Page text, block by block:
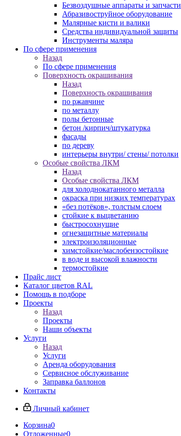
Безвоздушные аппараты и запчасти
Абразивоструйное оборудование
Малярные кисти и валики
Средства индивидуальной защиты
Инструменты маляра
По сфере применения
Назад
По сфере применения
Поверхность окрашивания
Назад
Поверхность окрашивания
по ржавчине
по металлу
полы бетонные
бетон /кирпич/штукатурка
фасады
по дереву
интерьеры внутри/ стены/ потолки
Особые свойства ЛКМ
Назад
Особые свойства ЛКМ
для холоднокатанного металла
окраска при низких температурах
«без потёков», толстым слоем
стойкие к выцветанию
быстросохнущие
огнезащитные материалы
электроизоляционные
химстойкие/маслобензостойкие
в воде и высокой влажности
термостойкие
Прайс лист
Каталог цветов RAL
Помощь в подборе
Проекты
Назад
Проекты
Наши объекты
Услуги
Назад
Услуги
Аренда оборудования
Сервисное обслуживание
Заправка баллонов
Контакты
Личный кабинет
Корзина0
Отложенные0